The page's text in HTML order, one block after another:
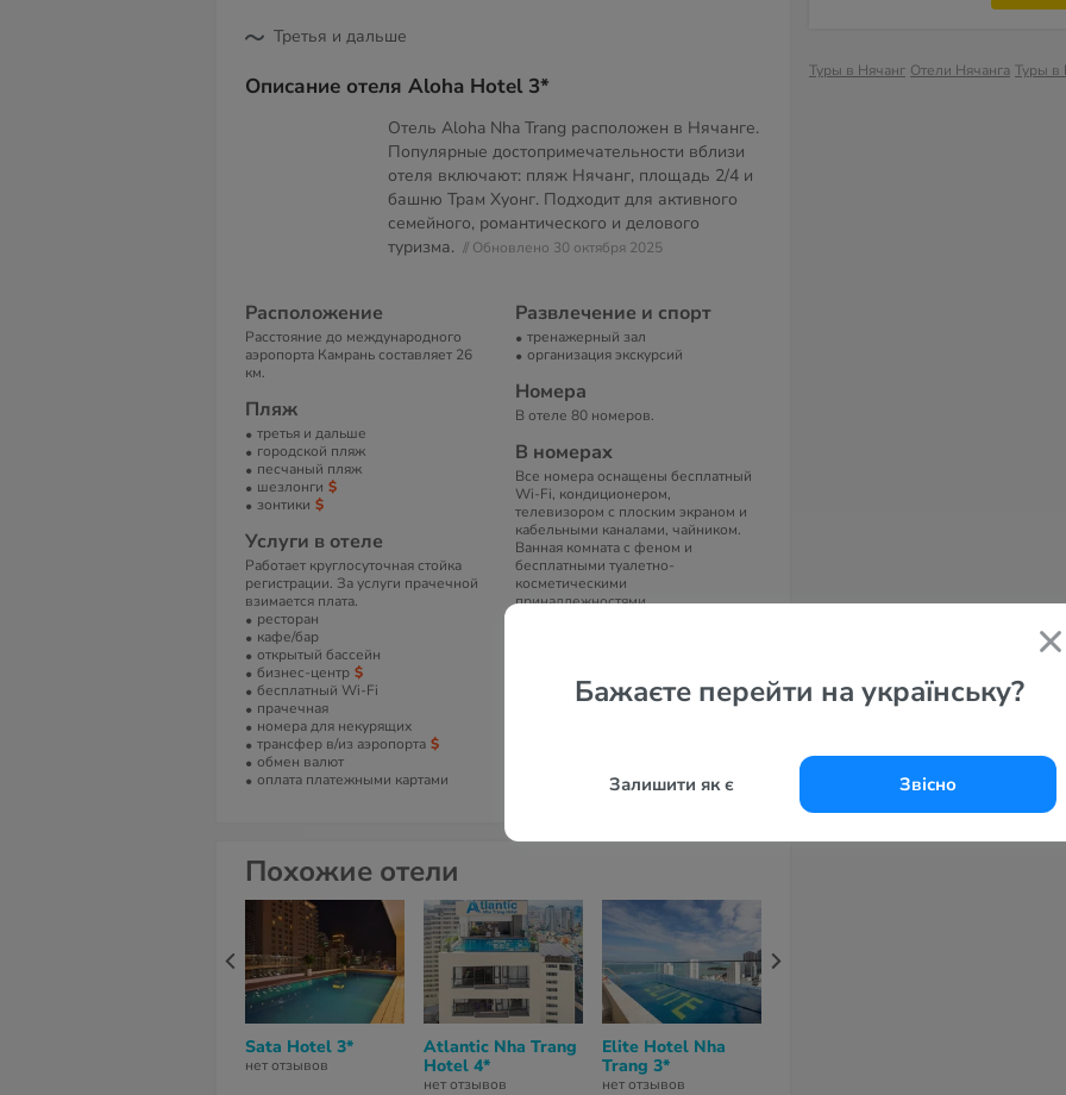
Бажаєте перейти на українську?
Залишити як є Звісно
Третья и дальше
Описание отеля Aloha Hotel 3*
Отель Aloha Nha Trang расположен в Нячанге.
Популярные достопримечательности вблизи
отеля включают: пляж Нячанг, площадь 2/4 и
башню Трам Хуонг. Подходит для активного
семейного, романтического и делового
туризма. // Обновлено 30 октября 2025
Расположение
Расстояние до международного
аэропорта Камрань составляет 26
км.
Пляж
третья и дальше
городской пляж
песчаный пляж
шезлонги
зонтики
Услуги в отеле
Работает круглосуточная стойка
регистрации. За услуги прачечной
взимается плата.
ресторан
кафе/бар
открытый бассейн
бизнес-центр
бесплатный Wi-Fi
прачечная
номера для некурящих
трансфер в/из аэропорта
обмен валют
оплата платежными картами
Развлечение и спорт
тренажерный зал
организация экскурсий
Номера
В отеле 80 номеров.
В номерах
Все номера оснащены бесплатный
Wi-Fi, кондиционером,
телевизором с плоским экраном и
кабельными каналами, чайником.
Ванная комната с феном и
бесплатными туалетно-
косметическими
принадлежностями.
Телефоны
Туры в Нячанг Отели Нячанга Туры в
Похожие отели
Sata Hotel 3*
нет отзывов
Atlantic Nha Trang
Hotel 4*
нет отзывов
Elite Hotel Nha
Trang 3*
нет отзывов